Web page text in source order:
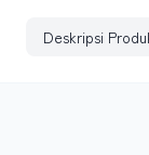
Deskripsi